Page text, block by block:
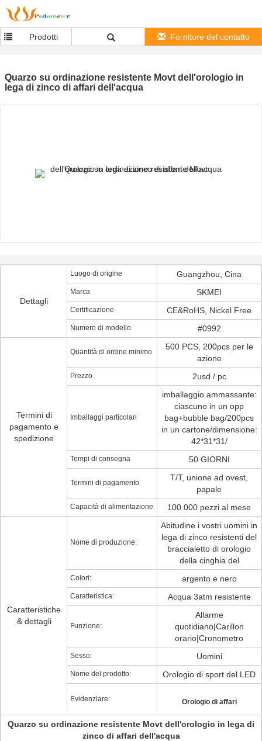
Prodotti Fornitore del contatto
Quarzo su ordinazione resistente Movt dell'orologio in
lega di zinco di affari dell'acqua
Dettagli
Luogo di origine Guangzhou, Cina
Marca SKMEI
Certificazione CE&RoHS, Nickel Free
Numero di modello #0992
Termini di
pagamento e
spedizione
Quantità di ordine minimo
500 PCS, 200pcs per le
azione
Prezzo 2usd / pc
Imballaggi particolari
imballaggio ammassante:
ciascuno in un opp
bag+bubble bag/200pcs
in un cartone/dimensione:
42*31*31/
Tempi di consegna 50 GIORNI
Termini di pagamento
T/T, unione ad ovest,
papale
Capacità di alimentazione 100.000 pezzi al mese
Caratteristiche
& dettagli
Nome di produzione:
Abitudine i vostri uomini in
lega di zinco resistenti del
braccialetto di orologio
della cinghia del
Colori: argento e nero
Caratteristica: Acqua 3atm resistente
Funzione:
Allarme
quotidiano|Carillon
orario|Cronometro
Sesso: Uomini
Nome del prodotto: Orologio di sport del LED
Evidenziare: Orologio di affari
Quarzo su ordinazione resistente Movt dell'orologio in lega di
zinco di affari dell'acqua